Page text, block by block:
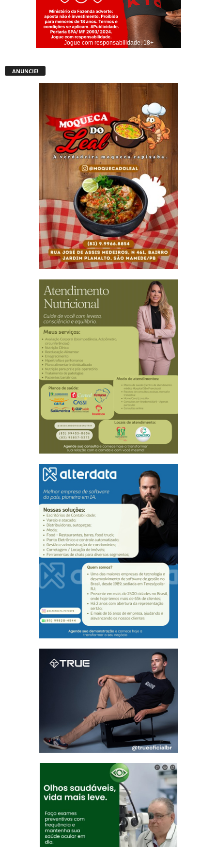
Jogue com responsabilidade. 18+
ANUNCIE!